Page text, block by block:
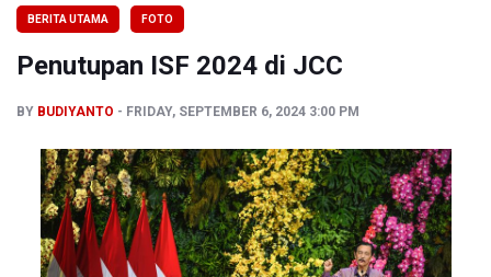
OJK Wajibkan Pindar Serahkan Data Transaksi
Garuda Pertiwi dan Putri Nusantara akan Bela Indonesia
BERITA UTAMA FOTO
Penutupan ISF 2024 di JCC
BY BUDIYANTO FRIDAY, SEPTEMBER 6, 2024 3:00 PM